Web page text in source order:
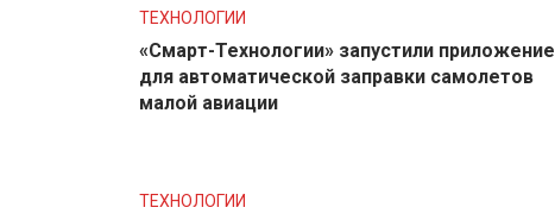
ТЕХНОЛОГИИ
«Смарт-Технологии» запустили приложение
для автоматической заправки самолетов
малой авиации
ТЕХНОЛОГИИ